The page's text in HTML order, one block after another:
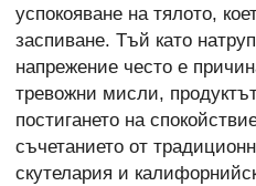
успокояване на тялото,
заспиване. Тъй като
напрежение често е
тревожни мисли,
постигането на
съчетанието от
скутелария и